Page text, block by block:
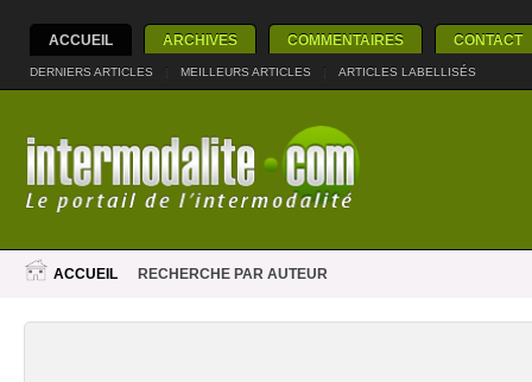
ACCUEIL ARCHIVES COMMENTAIRES CONTACT
DERNIERS ARTICLES | MEILLEURS ARTICLES | ARTICLES LABELLISÉS
ACCUEIL RECHERCHE PAR AUTEUR